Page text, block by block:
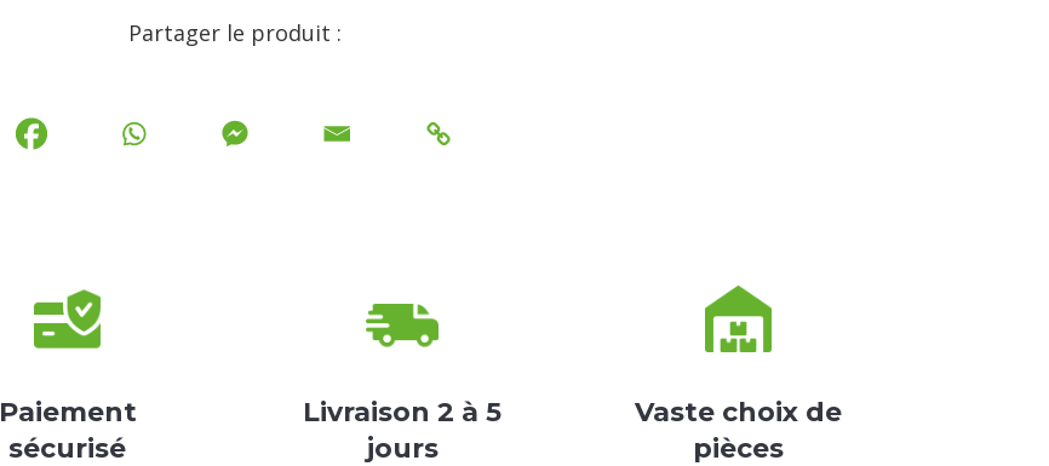
Partager le produit :
Paiement
sécurisé
Livraison 2 à 5
jours
Vaste choix de
pièces